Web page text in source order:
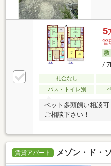
5
管
/
礼金なし
バス・トイレ別
ペット多頭飼い相談
ご相談下さい！
賃貸アパート メゾン・ド・